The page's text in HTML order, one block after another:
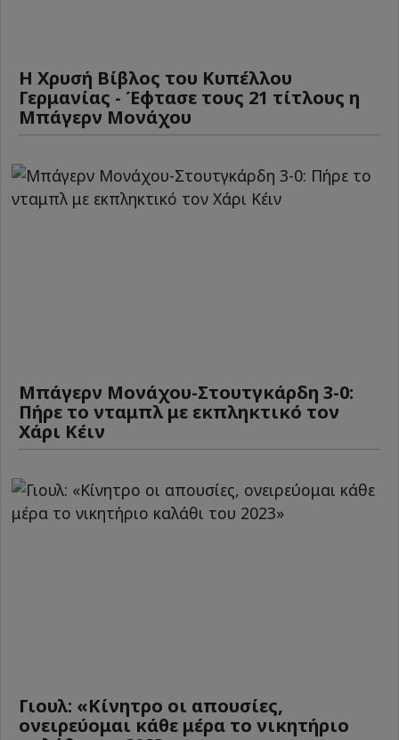
Η Χρυσή Βίβλος του Κυπέλλου
Γερμανίας - Έφτασε τους 21 τίτλους η
Μπάγερν Μονάχου
Μπάγερν Μονάχου-Στουτγκάρδη 3-0:
Πήρε το νταμπλ με εκπληκτικό τον
Χάρι Κέιν
Γιουλ: «Κίνητρο οι απουσίες,
ονειρεύομαι κάθε μέρα το νικητήριο